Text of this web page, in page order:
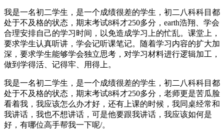
我是一名初二学生，是一个成绩很差的学生，初二八科科目都
处于不及格的状态，期末考试8科才250多分，earth浩翔、学会
合理安排自己的学习时间，以免造成学习上的忙乱。课堂上，
要求学生认真听讲，学会记听课笔记。随着学习内容的扩大加
深，要求学生能够学会独立思考，对学习材料进行逻辑加工，
做到学得活、记得牢、用得上。
我是一名初二学生，是一个成绩很差的学生，初二八科科目都
处于不及格的状态，期末考试8科才250多分，老师更是苦瓜脸
看着我，我应该怎么办才好，还有上课的时候，我同桌经常和
我讲话，我也不想讲话，可是他要跟我讲话，我应该如何是
好，有哪位高手帮我一下呢/。